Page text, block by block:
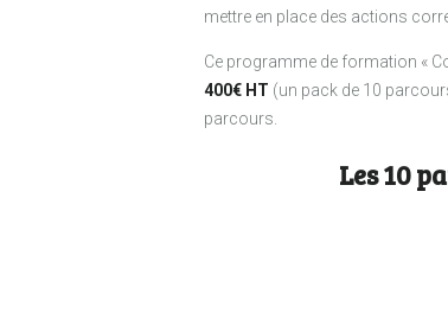
mettre en place des actions
Ce programme de formation «
400€ HT (un pack de 10
parcours.
Les 10